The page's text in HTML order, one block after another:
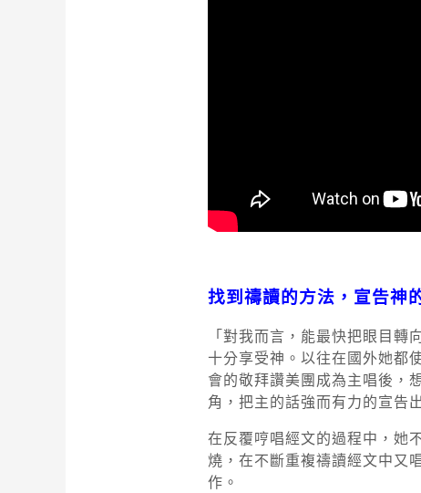
找到禱讀的方法，宣告神
「對我而言，能最快把眼目
十分享受神。以往在國外她都
會的敬拜讚美團成為主唱後，
角，把主的話強而有力的宣告
在反覆哼唱經文的過程中，她
燒，在不斷重複禱讀經文中又
作。